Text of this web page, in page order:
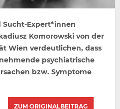
Expert*innen
Komorowski von der
Wien verdeutlichen, dass
psychiatrische
bzw. Symptome
ZUM ORIGINALBEITRAG